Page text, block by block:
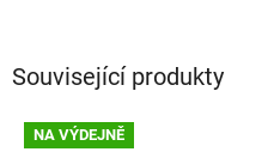
Související produkty
NA VÝDEJNĚ